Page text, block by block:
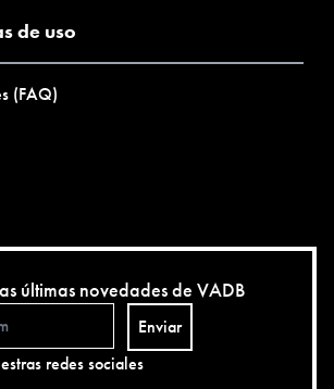
de uso
(FAQ)
últimas novedades de VADB
Enviar
redes sociales